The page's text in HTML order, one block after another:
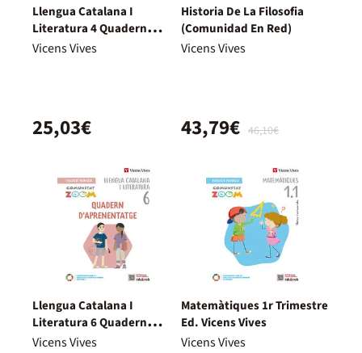
Llengua Catalana I
Literatura 4 Quadern
Aprenentatge Comunitat
Vicens Vives
25,03€
Historia De La Filosofia
(Comunidad En Red)
Vicens Vives
46,10€
43,79€
Llengua Catalana I
Literatura 6 Quadern
Aprenentatge Comunitat
Vicens Vives
Matemàtiques 1r Trimestre
Ed. Vicens Vives
Vicens Vives